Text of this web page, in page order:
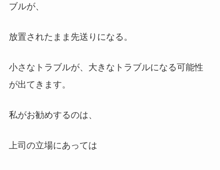
ブルが、
放置されたまま先送りになる。
小さなトラブルが、大きなトラブルになる可能性
が出てきます。
私がお勧めするのは、
上司の立場にあっては